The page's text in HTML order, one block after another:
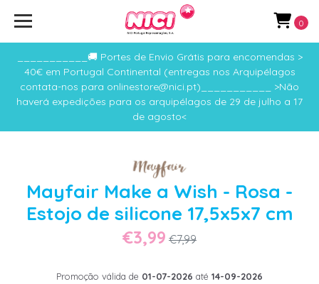
___________🚚 Portes de Envio Grátis para encomendas >
40€ em Portugal Continental (entregas nos Arquipélagos
contata-nos para onlinestore@nici.pt)___________ >Não
haverá expedições para os arquipélagos de 29 de julho a 17
de agosto<
0
Mayfair Make a Wish - Rosa -
Estojo de silicone 17,5x5x7 cm
€3,99 €7,99
Promoção válida de 01-07-2026 até 14-09-2026